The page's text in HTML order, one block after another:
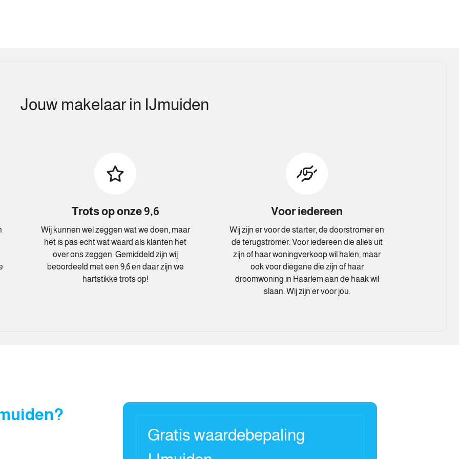
Jouw makelaar in IJmuiden
Trots op onze 9,6
Wij kunnen wel zeggen wat we doen, maar
het is pas echt wat waard als klanten het
over ons zeggen. Gemiddeld zijn wij
beoordeeld met een 9,6 en daar zijn we
hartstikke trots op!
Voor iedereen
Wij zijn er voor de starter, de doorstromer en
de terugstromer. Voor iedereen die alles uit
zijn of haar woningverkoop wil halen, maar
ook voor diegene die zijn of haar
droomwoning in Haarlem aan de haak wil
slaan. Wij zijn er voor jou.
Gratis waardebepaling